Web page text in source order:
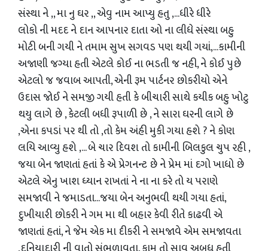
સંસ્થા ને ,, મા નુ ઘર ,, એવુ નામ આપ્યુ હતુ ,...ધીરે ધીરે
લોકો ની મદદ ને દાન આપનાર દાતા ઓ ના લીધે સંસ્થા બહુ
મોટી બની ગયી ને તમામ સુખ સગવડ પણ થયી ગયાં,...કામીની
અજાણી જગ્યા હતી એટલે કોઈ ના ભડતી જ નહી, ને કોઈ પુછે
એટલો જ જવાબ આપતી, એની રૂમ પાર્ટનર છોકરીયો એને
ઉદાસ જોઈ ને સમજી ગયી હતી કે બીચારી સાથે કયીક બહુ ખોટુ
થયુ લાગે છે , કેટલી બધી રૂપાળી છે , ને સારા ઘરની લાગે છે
,એના કપડાં પર થી તો ,તો કેમ અંહી મુકી ગયા હશે ? ને કોણ
લયિ આવ્યુ હશે ,... બે ચાર દિવશ તો કામીની બિલકુલ ચુપ રહી ,
જયા બેન જાણતાં હતાં કે એ પ્રેગનન્ટ છે ને પ્રેમ માં દગો ખાધો છે
એટલે એનુ ખાશ ધ્યાન રાખતાં ને ના ના કરે તો ય પરાણે
સમજાવી ને જમાડતા...જયા બેન અનુભવી થયી ગયા હતાં,
દુખીયારી છોકરી ને ગમ મા થી બહાર કેવી રીતે કાઢવી એ
જાણતાં હતાં, ને જેમ એક મા દીકરી ને સમજાવે એમ સમજાવતા